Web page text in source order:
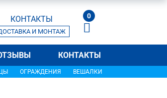
КОНТАКТЫ
И МОНТАЖ
0
КОНТАКТЫ
ОГРАЖДЕНИЯ ВЕШАЛКИ